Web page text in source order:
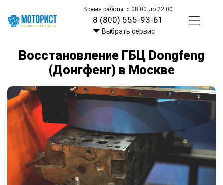
Время работы: с 08:00 до 22:00
8 (800) 555-93-61
Выбрать сервис
Восстановление ГБЦ Dongfeng
(Донгфенг) в Москве